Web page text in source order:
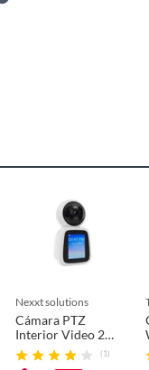
nexxt solutions
Cámara PTZ
Interior Video 2
Vías
(1)